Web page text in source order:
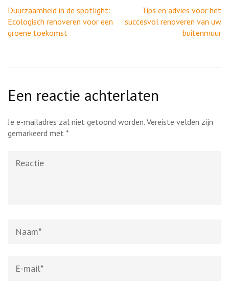
Berichtnavigatie
Duurzaamheid in de spotlight:
Ecologisch renoveren voor een
groene toekomst
Tips en advies voor het
succesvol renoveren van uw
buitenmuur
Een reactie achterlaten
Je e-mailadres zal niet getoond worden. Vereiste velden zijn
gemarkeerd met *
mail*